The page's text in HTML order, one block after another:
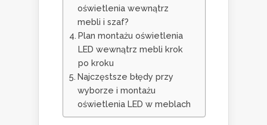
oświetlenia wewnątrz
mebli i szaf?
Plan montażu oświetlenia
LED wewnątrz mebli krok
po kroku
Najczęstsze błędy przy
wyborze i montażu
oświetlenia LED w meblach